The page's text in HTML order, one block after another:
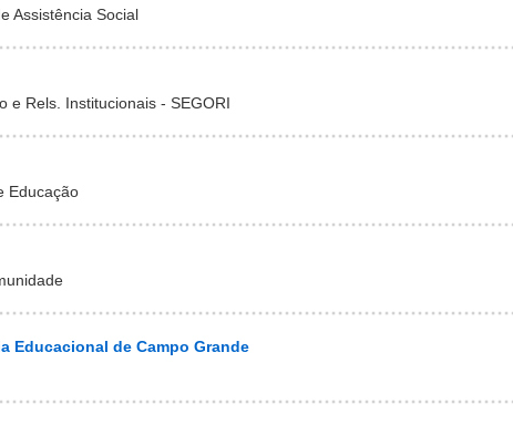
Assistência Social
e Rels. Institucionais - SEGORI
Educação
Educacional de Campo Grande